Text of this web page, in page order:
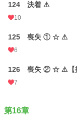
124 決着 ⚠
10
125 喪失 ① ☆ ⚠
6
126 喪失 ② ☆ ⚠【挿
7
第16章